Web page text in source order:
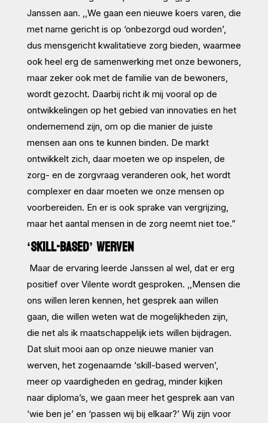
Janssen aan. ,,We gaan een nieuwe koers varen, die
met name gericht is op ‘onbezorgd oud worden’,
dus mensgericht kwalitatieve zorg bieden, waarmee
ook heel erg de samenwerking met onze bewoners,
maar zeker ook met de familie van de bewoners,
wordt gezocht. Daarbij richt ik mij vooral op de
ontwikkelingen op het gebied van innovaties en het
ondernemend zijn, om op die manier de juiste
mensen aan ons te kunnen binden. De markt
ontwikkelt zich, daar moeten we op inspelen, de
zorg- en de zorgvraag veranderen ook, het wordt
complexer en daar moeten we onze mensen op
voorbereiden. En er is ook sprake van vergrijzing,
maar het aantal mensen in de zorg neemt niet toe.”
‘SKILL-BASED’ WERVEN
Maar de ervaring leerde Janssen al wel, dat er erg
positief over Vilente wordt gesproken. ,,Mensen die
ons willen leren kennen, het gesprek aan willen
gaan, die willen weten wat de mogelijkheden zijn,
die net als ik maatschappelijk iets willen bijdragen.
Dat sluit mooi aan op onze nieuwe manier van
werven, het zogenaamde ‘skill-based werven’,
meer op vaardigheden en gedrag, minder kijken
naar diploma’s, we gaan meer het gesprek aan van
‘wie ben je’ en ‘passen wij bij elkaar?’ Wij zijn voor